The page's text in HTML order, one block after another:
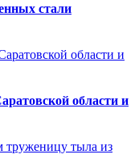
стали
области и